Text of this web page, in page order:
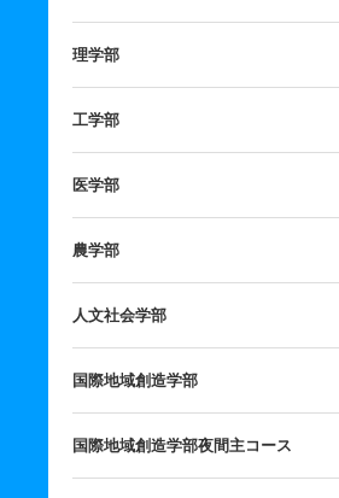
理学部
工学部
医学部
農学部
人文社会学部
国際地域創造学部
国際地域創造学部夜間主コース